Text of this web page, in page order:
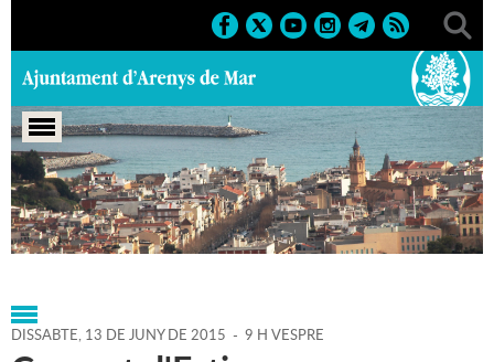
Portada > Agenda > 13-06-
2015 > Marcs > Culturals > 2015 > Activitats musicals
DISSABTE, 13 DE JUNY DE 2015 - 9 H VESPRE